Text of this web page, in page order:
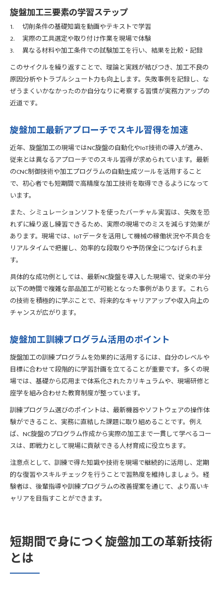
旋盤加工三要素の学習ステップ
切削条件の基礎知識を動画やテキストで学習
実際の工具選定や取り付け作業を現場で体験
異なる材料や加工条件での試験加工を行い、結果を比較・記録
このサイクルを繰り返すことで、理論と実践が結びつき、加工不良の
原因分析やトラブルシュート力も向上します。失敗事例を記録し、な
ぜうまくいかなかったのか自分なりに考察する習慣が実務力アップの
近道です。
旋盤加工最新アプローチでスキル習得を加速
近年、旋盤加工の現場ではNC旋盤の自動化やIoT技術の導入が進み、
従来とは異なるアプローチでのスキル習得が求められています。最新
のCNC制御技術や加工プログラムの自動生成ツールを活用すること
で、初心者でも短期間で高精度な加工技術を取得できるようになって
います。
また、シミュレーションソフトを使ったバーチャル実習は、失敗を恐
れずに繰り返し練習できるため、実際の現場でのミスを減らす効果が
あります。現場では、IoTデータを活用して機械の稼働状況や不具合を
リアルタイムで把握し、効率的な段取りや予防保全につなげられま
す。
具体的な成功例としては、最新NC旋盤を導入した現場で、従来の半分
以下の時間で複雑な部品加工が可能となった事例があります。これら
の技術を積極的に学ぶことで、将来的なキャリアアップや収入向上の
チャンスが広がります。
旋盤加工訓練プログラム活用のポイント
旋盤加工の訓練プログラムを効果的に活用するには、自分のレベルや
目標に合わせて段階的に学習計画を立てることが重要です。多くの現
場では、基礎から応用まで体系化されたカリキュラムや、現場研修と
座学を組み合わせた教育制度が整っています。
訓練プログラム選びのポイントは、最新機器やソフトウェアの操作体
験ができること、実務に直結した課題に取り組めることです。例え
ば、NC旋盤のプログラム作成から実際の加工まで一貫して学べるコー
スは、即戦力として現場に貢献できる人材育成に役立ちます。
注意点として、訓練で得た知識や技術を現場で継続的に活用し、定期
的な復習やスキルチェックを行うことで習熟度を維持しましょう。経
験者は、後輩指導や訓練プログラムの改善提案を通じて、より高いキ
ャリアを目指すことができます。
短期間で身につく旋盤加工の革新技術
とは